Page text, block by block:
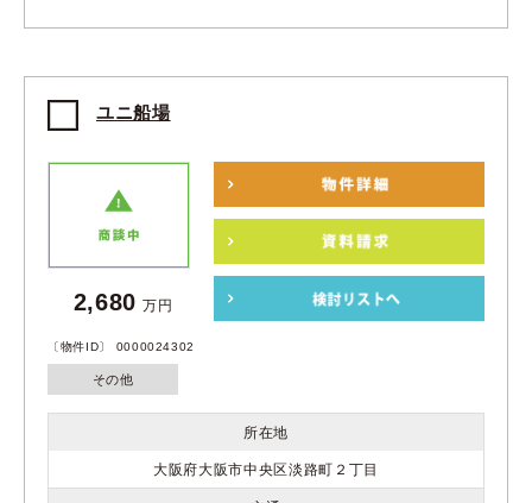
ユニ船場
〔物件ID〕 0000024302
その他
2,680 万円
所在地
大阪府大阪市中央区淡路町２丁目